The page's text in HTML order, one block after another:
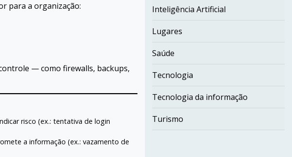
para a organização:
— como firewalls, backups,
risco (ex.: tentativa de login
a informação (ex.: vazamento de
Inteligência Artificial
Lugares
Saúde
Tecnologia
Tecnologia da informação
Turismo